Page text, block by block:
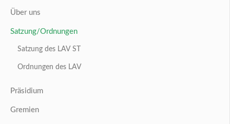
Über uns
Satzung/Ordnungen
Satzung des LAV ST
Ordnungen des LAV
Präsidium
Gremien